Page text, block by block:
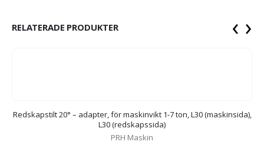
RELATERADE PRODUKTER
Redskapstilt 20° – adapter, för maskinvikt 1-7 ton, L30 (maskinsida),
L30 (redskapssida)
PRH Maskin
‹ ›